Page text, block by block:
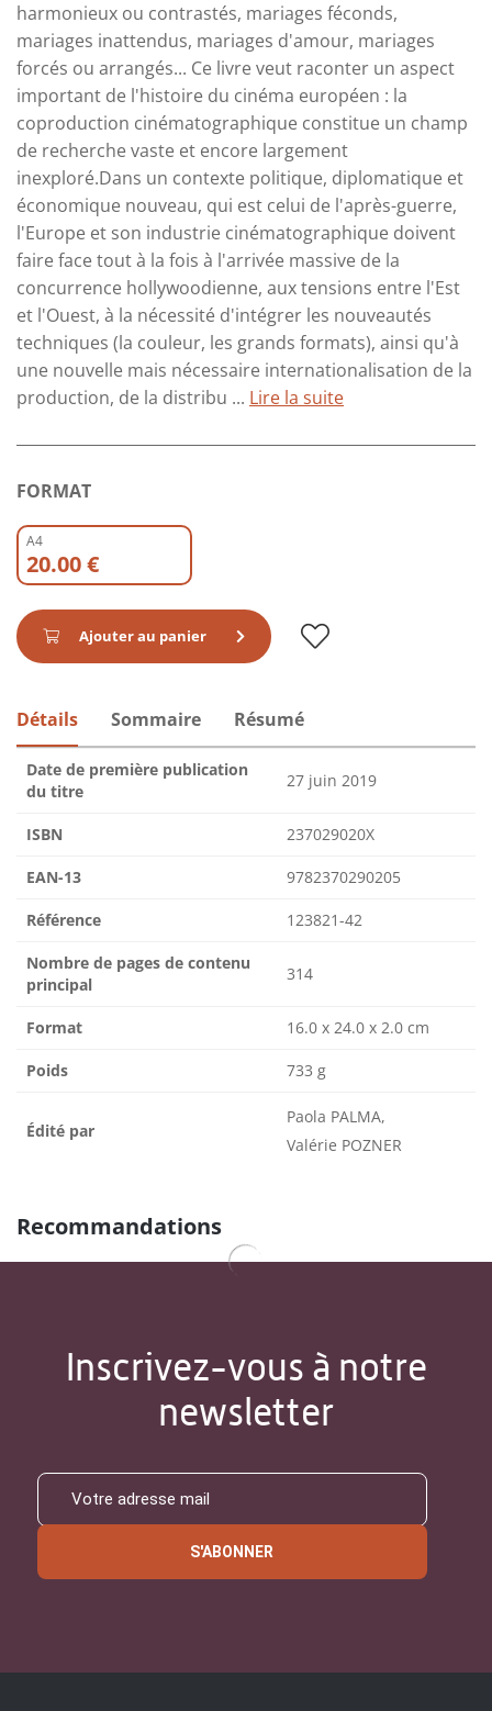
harmonieux ou contrastés, mariages féconds,
mariages inattendus, mariages d'amour, mariages
forcés ou arrangés... Ce livre veut raconter un aspect
important de l'histoire du cinéma européen : la
coproduction cinématographique constitue un champ
de recherche vaste et encore largement
inexploré.Dans un contexte politique, diplomatique et
économique nouveau, qui est celui de l'après-guerre,
l'Europe et son industrie cinématographique doivent
faire face tout à la fois à l'arrivée massive de la
concurrence hollywoodienne, aux tensions entre l'Est
et l'Ouest, à la nécessité d'intégrer les nouveautés
techniques (la couleur, les grands formats), ainsi qu'à
une nouvelle mais nécessaire internationalisation de la
production, de la distribu ... Lire la suite
FORMAT
A4
20.00 €
Ajouter au panier
Détails Sommaire Résumé
Date de première publication
du titre
27 juin 2019
ISBN 237029020X
EAN-13 9782370290205
Référence 123821-42
Nombre de pages de contenu
principal
314
Format 16.0 x 24.0 x 2.0 cm
Poids 733 g
Édité par
Paola PALMA,
Valérie POZNER
Recommandations
Inscrivez-vous à notre
newsletter
S'ABONNER